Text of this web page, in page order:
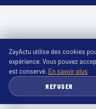
ZayActu utilise des cookies
expérience. Vous pouvez
est conservé. En savoir plus
REFUSER